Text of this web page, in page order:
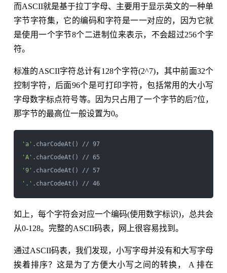
而ASCII就是基于拉丁字母、主要用于显示英文的一种单
字节字符集，它的编码和字符是一一对应的，因为它就
是使用一个字节8个二进制位来表示，不会超过256个字
符。
标准的ASCII字符总计有128个字符(2^7)，其中前面32个
控制字符，后面96个是可打印字符，包括常用的大小写
字母数字标点符号等。因为只占用了一个字节的后7位，
那字节的最高位一般设置为0。
'a'
.charCodeAt() // 97
'A'
.charCodeAt() // 65
'9'
.charCodeAt() // 57
'.'
.charCodeAt() // 46
如上，每个字符会对应一个编码(使用数字标识)，总共会
从0-128。完整的ASCII码表，网上很容易找到。
通过ASCII码表，我们发现，小写字母并没有和大写字母
挨着排序？这是为了方便大小写之间的转换， A 排在